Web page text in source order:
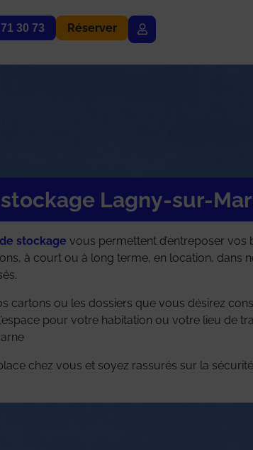
30 73 Réserver
Lagny-sur-
stockage vous permettent d’entreposer vos
à court ou à long terme, en location, dans
cartons ou les dossiers que vous désirez
pour votre habitation ou votre lieu de
chez vous et soyez rassurés sur la